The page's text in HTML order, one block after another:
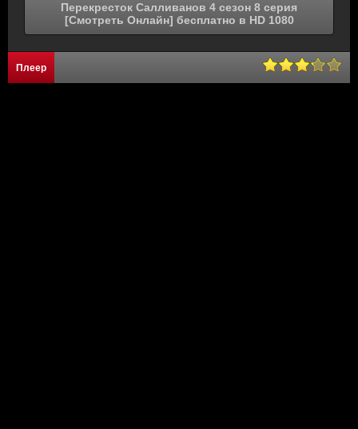
Перекресток Салливанов 4 сезон 8 серия
[Смотреть Онлайн] бесплатно в HD 1080
Плеер